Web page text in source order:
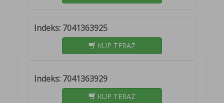
Indeks: 7041363925
KUP TERAZ
Indeks: 7041363929
KUP TERAZ